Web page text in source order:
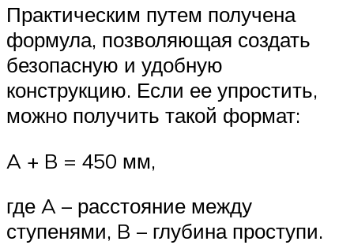
Практическим путем получена
формула, позволяющая создать
безопасную и удобную
конструкцию. Если ее упростить,
можно получить такой формат:
A + B = 450 мм,
где A – расстояние между
ступенями, B – глубина проступи.